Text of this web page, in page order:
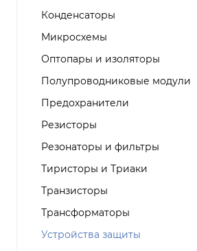
Конденсаторы
Микросхемы
Оптопары и изоляторы
Полупроводниковые модули
Предохранители
Резисторы
Резонаторы и фильтры
Тиристоры и Триаки
Транзисторы
Трансформаторы
Устройства защиты